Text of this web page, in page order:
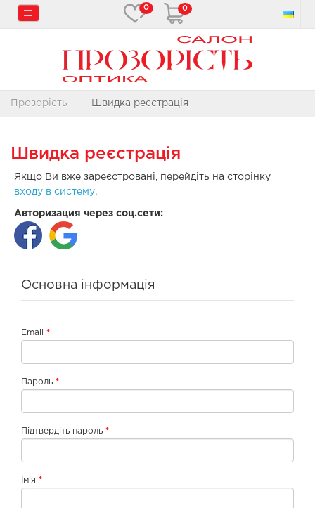
0 0
Прозорість Швидка реєстрація
Швидка реєстрація
Якщо Ви вже зареєстровані, перейдіть на сторінку
входу в систему.
Авторизация через соц.сети:
Основна інформація
Email
Пароль
Підтвердіть пароль
Ім'я